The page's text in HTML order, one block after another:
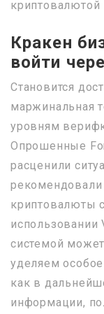
криптовалютой
Кракен
войти
Становится
маржинальная
уровням
Опрошенные
расценили
криптовалюты
использовании
системой
уделяем
как в
информации,